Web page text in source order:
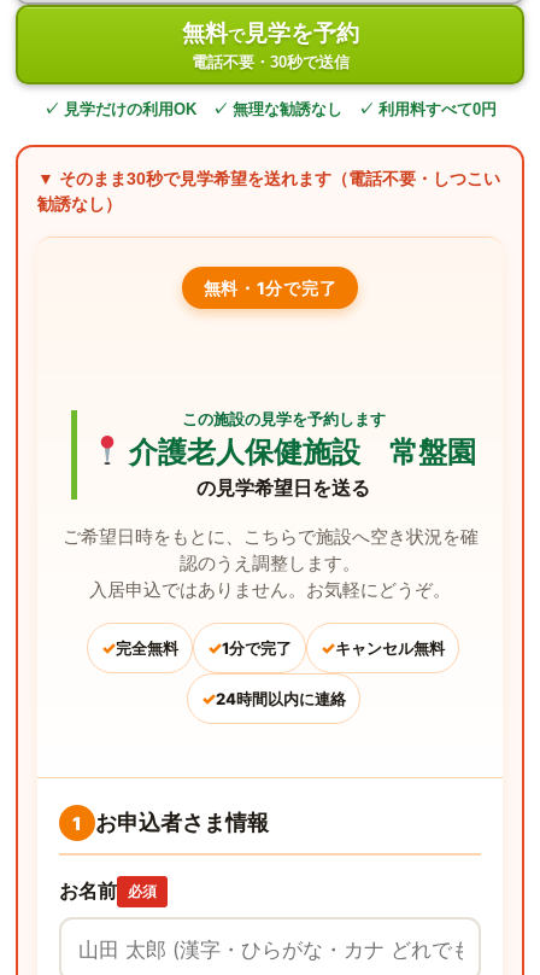
無料で見学を予約
電話不要・30秒で送信
✓ 見学だけの利用OK ✓ 無理な勧誘なし ✓ 利用料すべて0円
▼ そのまま30秒で見学希望を送れます（電話不要・しつこい
勧誘なし）
無料・1分で完了
この施設の見学を予約します
介護老人保健施設 常盤園
の見学希望日を送る
ご希望日時をもとに、こちらで施設へ空き状況を確
認のうえ調整します。
入居申込ではありません。お気軽にどうぞ。
✓完全無料 ✓1分で完了 ✓キャンセル無料
✓24時間以内に連絡
1 お申込者さま情報
お名前 必須